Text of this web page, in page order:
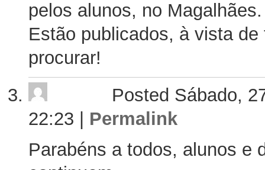
pelos alunos, no Magalhães.
Estão publicados, à vista
procurar!
Posted Sábado,
22:23
Permalink
Parabéns a todos, alunos e